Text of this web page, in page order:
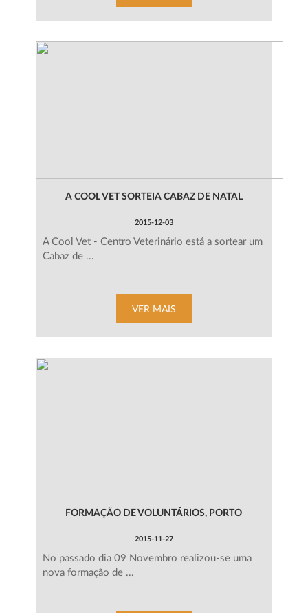
A COOL VET SORTEIA CABAZ DE NATAL
2015-12-03
​A Cool Vet - Centro Veterinário está a sortear um
Cabaz de ...
VER MAIS
FORMAÇÃO DE VOLUNTÁRIOS, PORTO
2015-11-27
No passado dia 09 Novembro realizou-se uma
nova formação de ...